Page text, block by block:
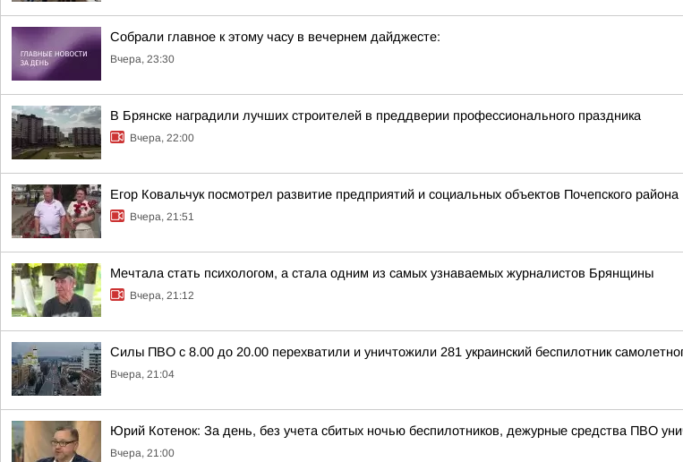
Собрали главное к этому часу в вечернем дайджесте:
Вчера, 23:30
В Брянске наградили лучших строителей в преддверии профессионального праздника
Вчера, 22:00
Егор Ковальчук посмотрел развитие предприятий и социальных объектов Почепского района
Вчера, 21:51
Мечтала стать психологом, а стала одним из самых узнаваемых журналистов Брянщины
Вчера, 21:12
Силы ПВО с 8.00 до 20.00 перехватили и уничтожили 281 украинский беспилотник
Вчера, 21:04
Юрий Котенок: За день, без учета сбитых ночью беспилотников, дежурные средства ПВО
Вчера, 21:00